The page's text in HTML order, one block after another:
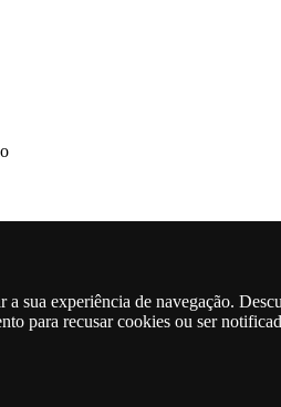
sua experiência de navegação.
para recusar cookies ou ser